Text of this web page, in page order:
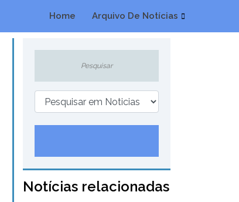
Home Arquivo De Notícias
Notícias relacionadas